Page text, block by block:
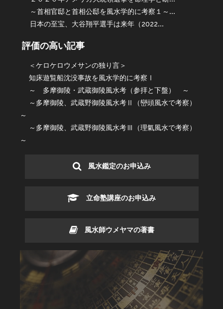
～首相官邸と首相公邸を風水学的に考察１～...
日本の至宝、大谷翔平選手は来年（2022...
評価の高い記事
＜ケロケロウメサンの独り言＞
知床遊覧船沈没事故を風水学的に考察Ⅰ
～ 多摩御陵・武蔵御陵風水考（参拝と下盤） ～
～多摩御陵、武蔵野御陵風水考Ⅱ（巒頭風水で考察）
～
～多摩御陵、武蔵野御陵風水考Ⅲ（理氣風水で考察）
～
風水鑑定のお申込み
立命塾講座のお申込み
風水師ウメヤマの著書